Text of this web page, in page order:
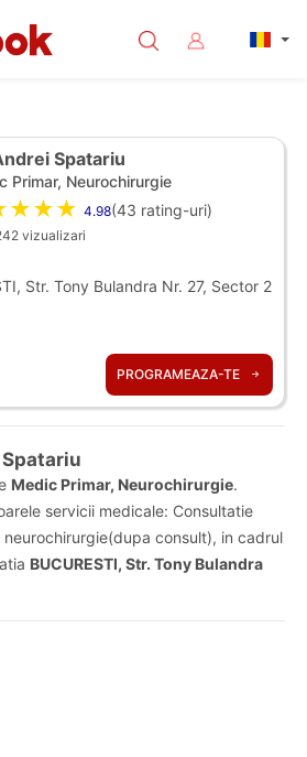
Spatariu
Primar, Neurochirurgie
4.98(43 rating-uri)
vizualizari
Str. Tony Bulandra Nr. 27, Sector 2
PROGRAMEAZA-TE
Medic Primar, Neurochirurgie.
servicii medicale: Consultatie
consult), in cadrul
BUCURESTI, Str. Tony Bulandra